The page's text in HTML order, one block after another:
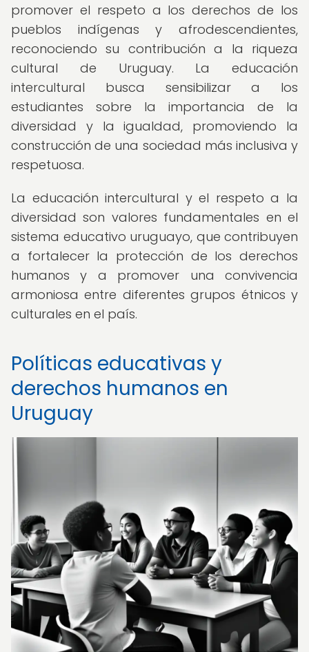
promover el respeto a los derechos de los
pueblos indígenas y afrodescendientes,
reconociendo su contribución a la riqueza
cultural de Uruguay. La educación
intercultural busca sensibilizar a los
estudiantes sobre la importancia de la
diversidad y la igualdad, promoviendo la
construcción de una sociedad más inclusiva y
respetuosa.
La educación intercultural y el respeto a la
diversidad son valores fundamentales en el
sistema educativo uruguayo, que contribuyen
a fortalecer la protección de los derechos
humanos y a promover una convivencia
armoniosa entre diferentes grupos étnicos y
culturales en el país.
Políticas educativas y
derechos humanos en
Uruguay